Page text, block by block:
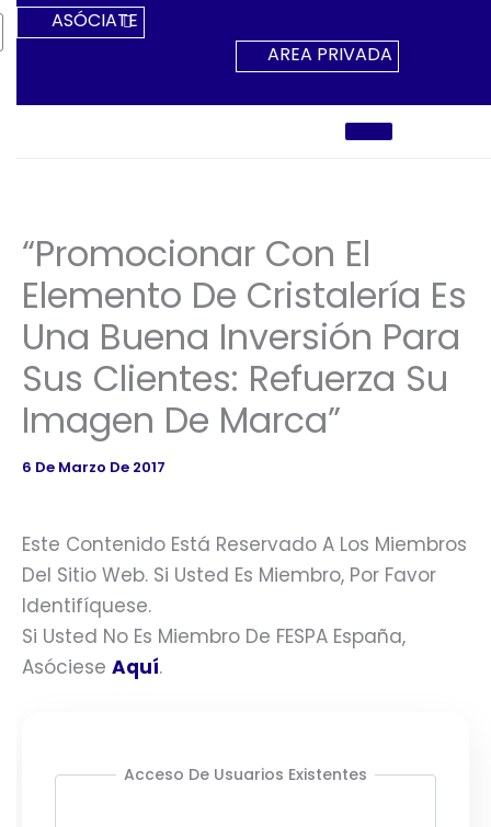
Ir
Al
ASÓCIATE
AREA PRIVADA
“Promocionar Con El
Elemento De Cristalería Es
Una Buena Inversión Para
Sus Clientes: Refuerza Su
Imagen De Marca”
6 De Marzo De 2017
Este Contenido Está Reservado A Los Miembros
Del Sitio Web. Si Usted Es Miembro, Por Favor
Identifíquese.
Si Usted No Es Miembro De FESPA España,
Asóciese Aquí.
Acceso De Usuarios Existentes